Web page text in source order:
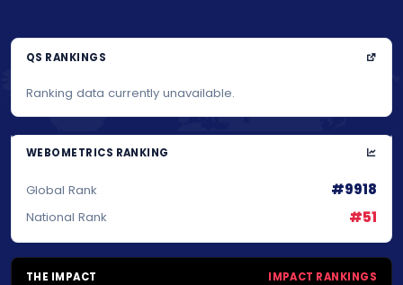
QS RANKINGS
Ranking data currently unavailable.
WEBOMETRICS RANKING
Global Rank #9918
National Rank #51
THE IMPACT IMPACT RANKINGS